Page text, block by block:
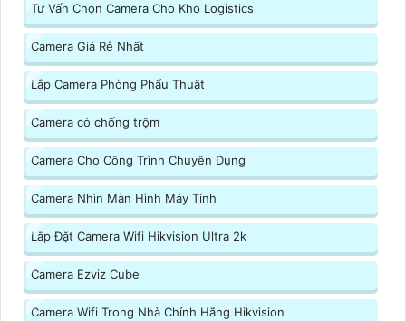
Tư Vấn Chọn Camera Cho Kho Logistics
Camera Giá Rẻ Nhất
Lắp Camera Phòng Phẩu Thuật
Camera có chống trộm
Camera Cho Công Trình Chuyên Dụng
Camera Nhìn Màn Hình Máy Tính
Lắp Đặt Camera Wifi Hikvision Ultra 2k
Camera Ezviz Cube
Camera Wifi Trong Nhà Chính Hãng Hikvision